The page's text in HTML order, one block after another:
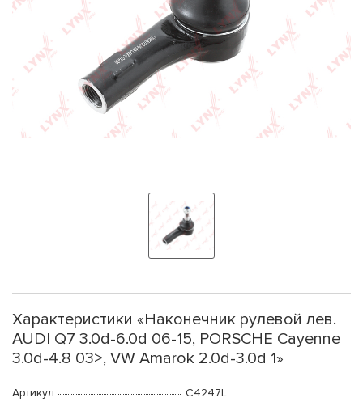
Характеристики «Наконечник рулевой лев.
AUDI Q7 3.0d-6.0d 06-15, PORSCHE Cayenne
3.0d-4.8 03>, VW Amarok 2.0d-3.0d 1»
Артикул
C4247L